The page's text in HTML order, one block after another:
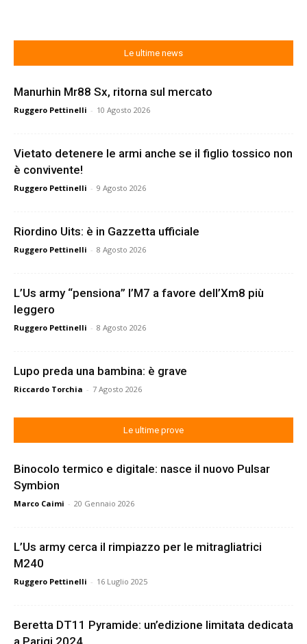
Le ultime news
Manurhin Mr88 Sx, ritorna sul mercato
Ruggero Pettinelli - 10 Agosto 2026
Vietato detenere le armi anche se il figlio tossico non
è convivente!
Ruggero Pettinelli - 9 Agosto 2026
Riordino Uits: è in Gazzetta ufficiale
Ruggero Pettinelli - 8 Agosto 2026
L’Us army “pensiona” l’M7 a favore dell’Xm8 più
leggero
Ruggero Pettinelli - 8 Agosto 2026
Lupo preda una bambina: è grave
Riccardo Torchia - 7 Agosto 2026
Le ultime prove
Binocolo termico e digitale: nasce il nuovo Pulsar
Symbion
Marco Caimi - 20 Gennaio 2026
L’Us army cerca il rimpiazzo per le mitragliatrici
M240
Ruggero Pettinelli - 16 Luglio 2025
Beretta DT11 Pyramide: un’edizione limitata dedicata